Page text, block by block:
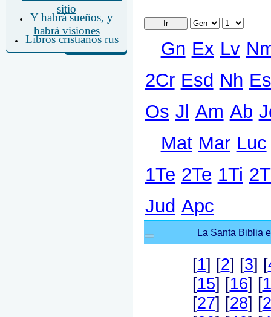
sitio
Y habrá sueños, y
habrá visiones
Libros cristianos rus